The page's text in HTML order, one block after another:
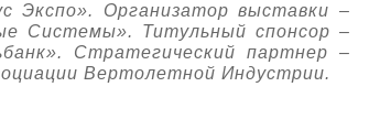
Организатор выставки –
Системы». Титульный спонсор –
Стратегический партнер –
Вертолетной Индустрии.